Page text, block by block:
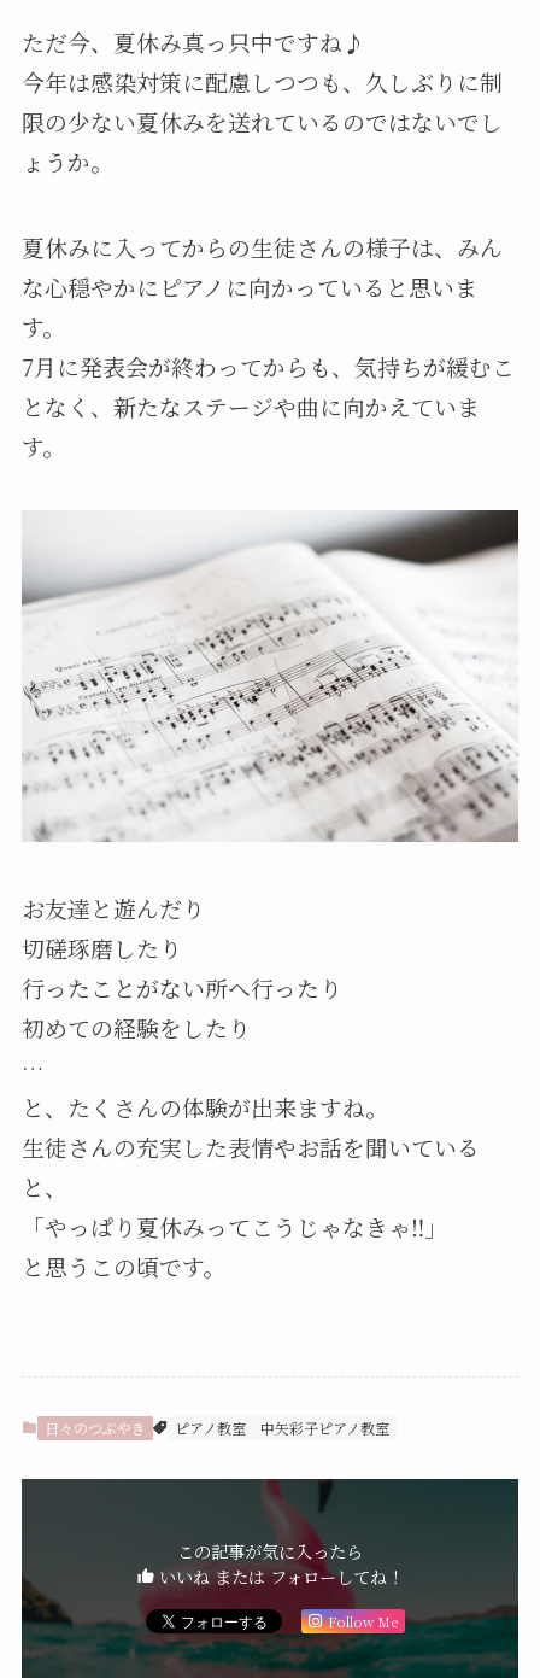
ただ今、夏休み真っ只中ですね♪
今年は感染対策に配慮しつつも、久しぶりに制
限の少ない夏休みを送れているのではないでし
ょうか。
夏休みに入ってからの生徒さんの様子は、みん
な心穏やかにピアノに向かっていると思いま
す。
7月に発表会が終わってからも、気持ちが緩むこ
となく、新たなステージや曲に向かえていま
す。
お友達と遊んだり
切磋琢磨したり
行ったことがない所へ行ったり
初めての経験をしたり
…
と、たくさんの体験が出来ますね。
生徒さんの充実した表情やお話を聞いている
と、
「やっぱり夏休みってこうじゃなきゃ‼︎」
と思うこの頃です。
日々のつぶやき ピアノ教室 中矢彩子ピアノ教室
この記事が気に入ったら
いいね または フォローしてね！
Follow Me